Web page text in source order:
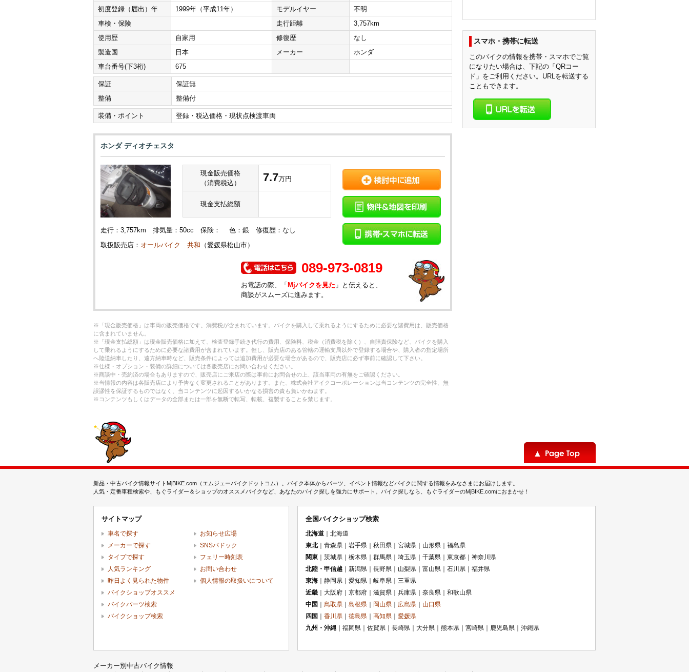
初度登録（届出）年
1999年（平成11年） モデルイヤー
不明
車検・保険
走行距離
3,757km
使用歴
自家用 修復歴
なし
製造国
日本 メーカー
ホンダ
車台番号(下3桁)
675
保証
保証無
整備
整備付
装備・ポイント 登録・税込価格・現状点検渡車両
ホンダ ディオチェスタ
現金販売価格
（消費税込）
7.7万円
現金支払総額
走行：3,757km 排気量：50cc 保険： 色：銀 修復歴：なし
取扱販売店： オールバイク 共和 （愛媛県松山市）
089-973-0819
お電話の際、「 Mjバイクを見た 」と伝えると、
商談がスムーズに進みます。
※「現金販売価格」は車両の販売価格です。消費税が含まれています。バイクを購入して乗れるようにするために必要な諸費用は、販売価格
に含まれていません。
※「現金支払総額」は現金販売価格に加えて、検査登録手続き代行の費用、保険料、税金（消費税を除く）、自賠責保険など、バイクを購入
して乗れるようにするために必要な諸費用が含まれています。但し、販売店のある管轄の運輸支局以外で登録する場合や、購入者の指定場所
へ陸送納車したり、遠方納車時など、販売条件によっては追加費用が必要な場合があるので、販売店に必ず事前に確認して下さい。
※仕様・オプション・装備の詳細については各販売店にお問い合わせください。
※商談中・売約済の場合もありますので、販売店にご来店の際は事前にお問合せの上、該当車両の有無をご確認ください。
※当情報の内容は各販売店により予告なく変更されることがあります。また、株式会社アイクコーポレーションは当コンテンツの完全性、無
誤謬性を保証するものではなく、当コンテンツに起因するいかなる損害の責も負いかねます。
※コンテンツもしくはデータの全部または一部を無断で転写、転載、複製することを禁じます。
スマホ・携帯に転送
このバイクの情報を携帯・スマホでご覧
になりたい場合は、下記の「QRコー
ド」をご利用ください。URLを転送する
こともできます。
新品・中古バイク情報サイトMjBIKE.com（エムジェーバイクドットコム）。バイク本体からパーツ、イベント情報などバイクに関する情報をみなさまにお届けします。
人気・定番車種検索や、もぐライダー＆ショップのオススメバイクなど、あなたのバイク探しを強力にサポート。バイク探しなら、もぐライダーのMjBIKE.comにおまかせ！
サイトマップ
車名で探す
メーカーで探す
タイプで探す
人気ランキング
昨日よく見られた物件
バイクショップオススメ
バイクパーツ検索
バイクショップ検索
お知らせ広場
SNSパドック
フェリー時刻表
お問い合わせ
個人情報の取扱いについて
全国バイクショップ検索
北海道 ｜北海道
東北｜青森県｜岩手県｜秋田県｜宮城県｜山形県｜福島県
関東 ｜茨城県｜栃木県｜群馬県｜埼玉県｜千葉県｜東京都｜神奈川県
北陸・甲信越 ｜新潟県｜長野県｜山梨県｜富山県｜石川県｜福井県
東海 ｜静岡県｜愛知県｜岐阜県｜三重県
近畿 ｜大阪府｜京都府｜滋賀県｜兵庫県｜奈良県｜和歌山県
中国
鳥取県 島根県 岡山県 広島県
山口県
四国
香川県 徳島県 高知県
愛媛県
九州・沖縄 ｜福岡県｜佐賀県｜長崎県｜大分県｜熊本県｜宮崎県｜鹿児島県｜沖縄県
メーカー別中古バイク情報